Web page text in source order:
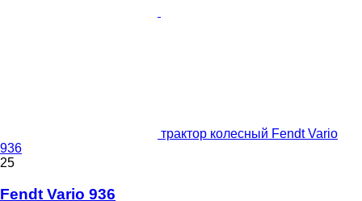
трактор колесный Fendt Vario
936
25
Fendt Vario 936